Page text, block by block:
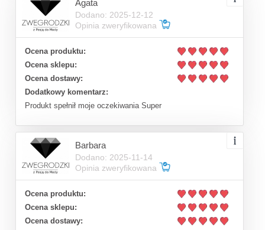
Agata
Dodano: 2025-12-12
Opinia zweryfikowana
Ocena produktu:
Ocena sklepu:
Ocena dostawy:
Dodatkowy komentarz:
Produkt spełnił moje oczekiwania Super
Barbara
Dodano: 2025-11-14
Opinia zweryfikowana
Ocena produktu:
Ocena sklepu:
Ocena dostawy: